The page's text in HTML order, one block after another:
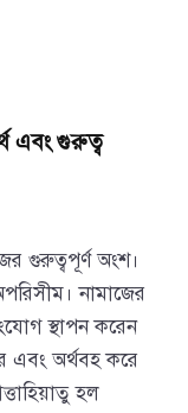
এবং গুরুত্ব
গুরুত্বপূর্ণ অংশ।
নামাজের
স্থাপন করেন
এবং অর্থবহ করে
হল